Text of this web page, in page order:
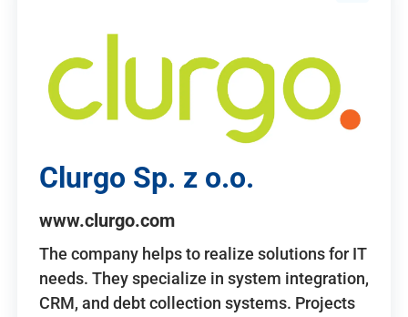
Clurgo Sp. z o.o.
www.clurgo.com
The company helps to realize solutions for IT
needs. They specialize in system integration,
CRM, and debt collection systems. Projects